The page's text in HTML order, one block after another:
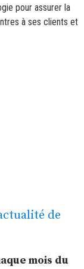
pour assurer la
à ses clients et
de
mois du